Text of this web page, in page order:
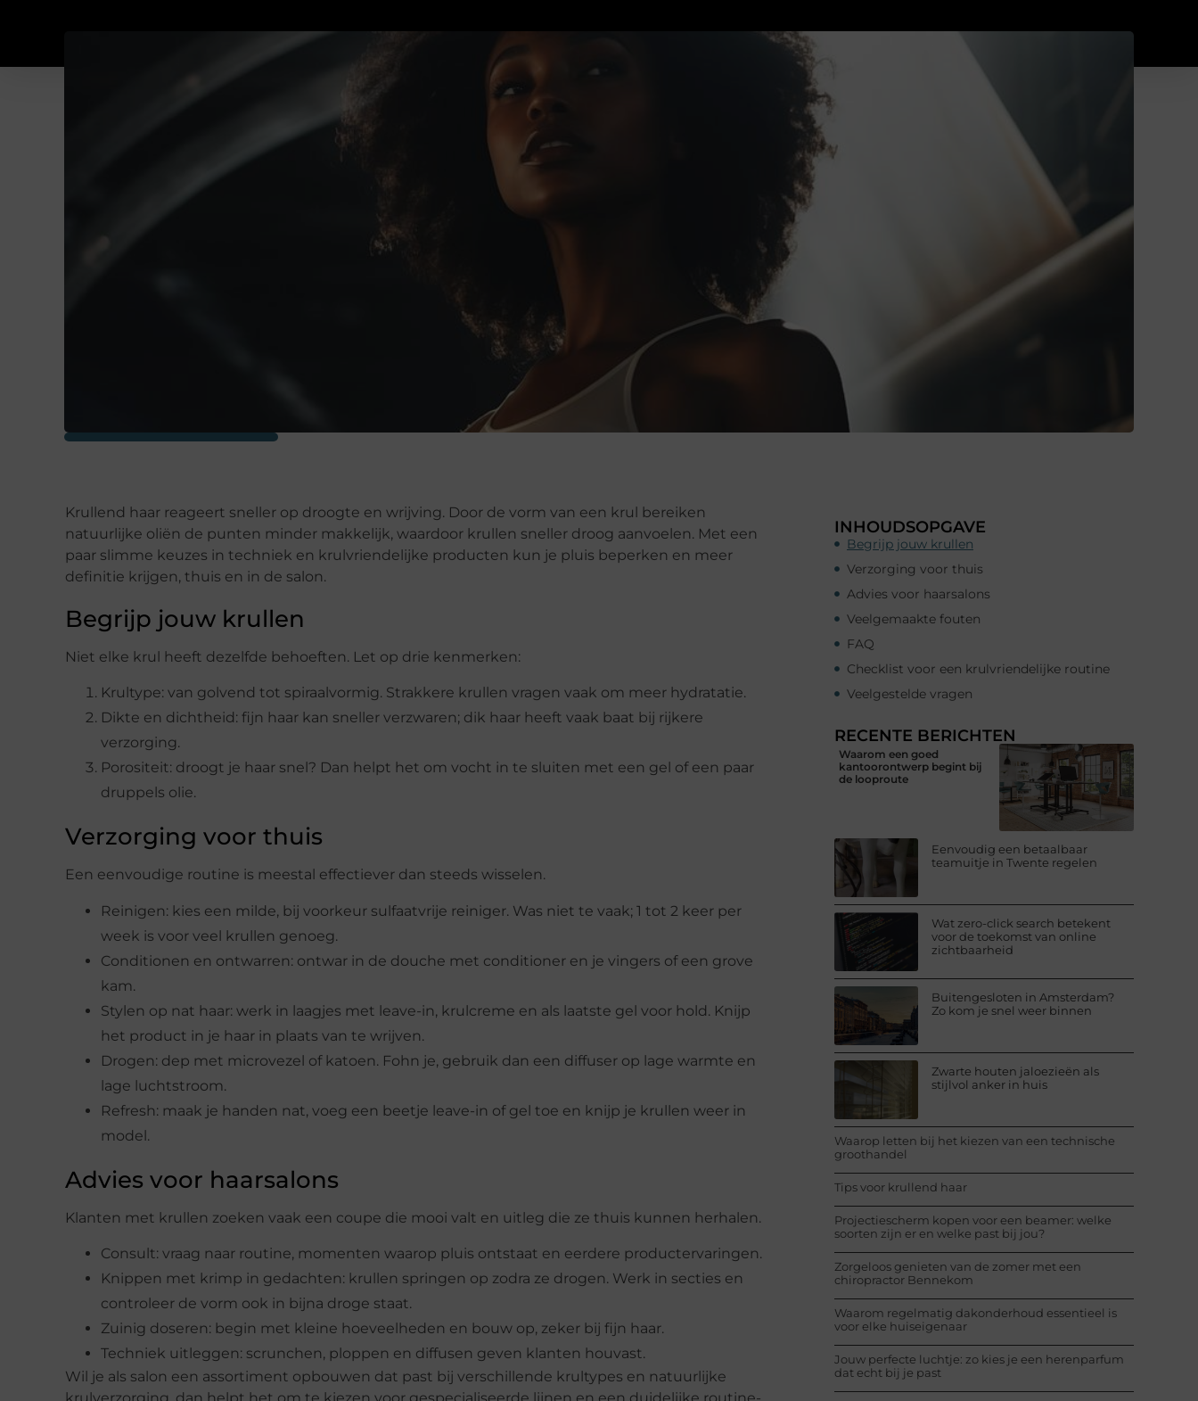
Krullend haar reageert sneller op droogte en wrijving. Door de vorm van een krul bereiken
natuurlijke oliën de punten minder makkelijk, waardoor krullen sneller droog aanvoelen. Met een
paar slimme keuzes in techniek en krulvriendelijke producten kun je pluis beperken en meer
definitie krijgen, thuis en in de salon.
Begrijp jouw krullen
Niet elke krul heeft dezelfde behoeften. Let op drie kenmerken:
Krultype: van golvend tot spiraalvormig. Strakkere krullen vragen vaak om meer hydratatie.
Dikte en dichtheid: fijn haar kan sneller verzwaren; dik haar heeft vaak baat bij rijkere
verzorging.
Porositeit: droogt je haar snel? Dan helpt het om vocht in te sluiten met een gel of een paar
druppels olie.
Verzorging voor thuis
Een eenvoudige routine is meestal effectiever dan steeds wisselen.
Reinigen: kies een milde, bij voorkeur sulfaatvrije reiniger. Was niet te vaak; 1 tot 2 keer per
week is voor veel krullen genoeg.
Conditionen en ontwarren: ontwar in de douche met conditioner en je vingers of een grove
kam.
Stylen op nat haar: werk in laagjes met leave-in, krulcreme en als laatste gel voor hold. Knijp
het product in je haar in plaats van te wrijven.
Drogen: dep met microvezel of katoen. Fohn je, gebruik dan een diffuser op lage warmte en
lage luchtstroom.
Refresh: maak je handen nat, voeg een beetje leave-in of gel toe en knijp je krullen weer in
model.
Advies voor haarsalons
Klanten met krullen zoeken vaak een coupe die mooi valt en uitleg die ze thuis kunnen herhalen.
Consult: vraag naar routine, momenten waarop pluis ontstaat en eerdere productervaringen.
Knippen met krimp in gedachten: krullen springen op zodra ze drogen. Werk in secties en
controleer de vorm ook in bijna droge staat.
Zuinig doseren: begin met kleine hoeveelheden en bouw op, zeker bij fijn haar.
Techniek uitleggen: scrunchen, ploppen en diffusen geven klanten houvast.
Wil je als salon een assortiment opbouwen dat past bij verschillende krultypes en natuurlijke
INHOUDSOPGAVE
Begrijp jouw krullen
Verzorging voor thuis
Advies voor haarsalons
Veelgemaakte fouten
FAQ
Checklist voor een krulvriendelijke routine
Veelgestelde vragen
RECENTE BERICHTEN
Waarom een goed
kantoorontwerp begint bij
de looproute
Eenvoudig een betaalbaar
teamuitje in Twente regelen
Wat zero-click search betekent
voor de toekomst van online
zichtbaarheid
Buitengesloten in Amsterdam?
Zo kom je snel weer binnen
Zwarte houten jaloezieën als
stijlvol anker in huis
Waarop letten bij het kiezen van een technische
groothandel
Tips voor krullend haar
Projectiescherm kopen voor een beamer: welke
soorten zijn er en welke past bij jou?
Zorgeloos genieten van de zomer met een
chiropractor Bennekom
Waarom regelmatig dakonderhoud essentieel is
voor elke huiseigenaar
Jouw perfecte luchtje: zo kies je een herenparfum
dat echt bij je past